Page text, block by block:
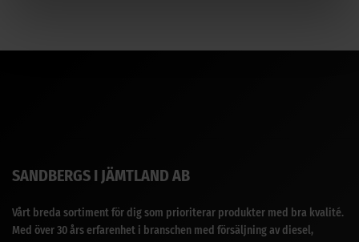
SANDBERGS I JÄMTLAND AB
Vårt breda sortiment för dig som prioriterar produkter med bra kvalité.
Med över 30 års erfarenhet i branschen med försäljning av diesel,